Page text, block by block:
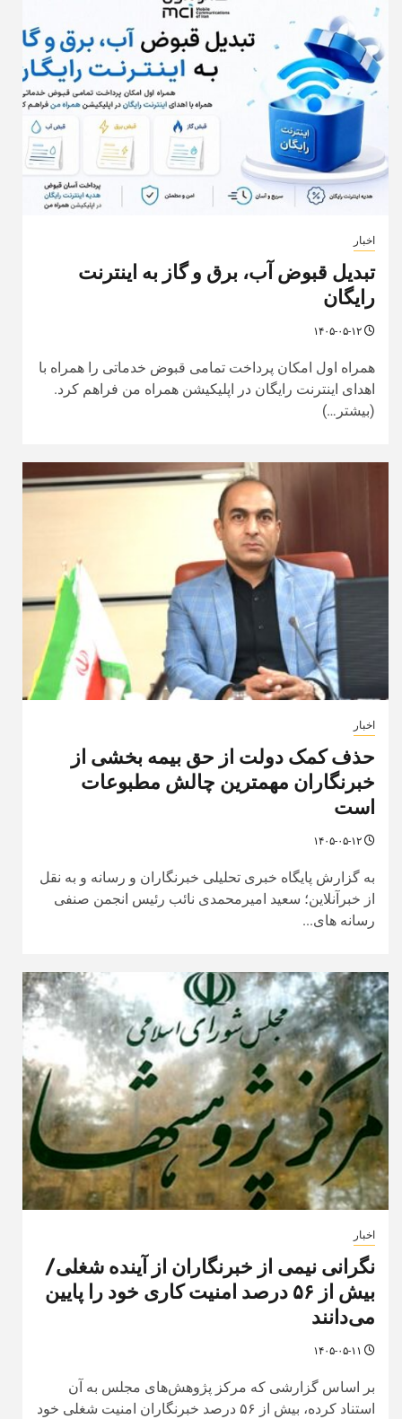
اخبار
تبدیل قبوض آب، برق و گاز به اینترنت
رایگان
همراه اول امکان پرداخت تمامی قبوض خدماتی را همراه با
اهدای اینترنت رایگان در اپلیکیشن همراه من فراهم کرد.
(بیشتر…)
اخبار
حذف کمک دولت از حق بیمه بخشی از
خبرنگاران مهمترین چالش مطبوعات
است
به گزارش پایگاه خبری تحلیلی خبرنگاران و رسانه و به نقل
از خبرآنلاین؛ سعید امیرمحمدی نائب رئیس انجمن صنفی
رسانه های...
اخبار
نگرانی نیمی از خبرنگاران از آینده شغلی/
بیش از ۵۶ درصد امنیت کاری خود را پایین
می‌دانند
بر اساس گزارشی که مرکز پژوهش‌های مجلس به آن
استناد کرده، بیش از ۵۶ درصد خبرنگاران امنیت شغلی خود